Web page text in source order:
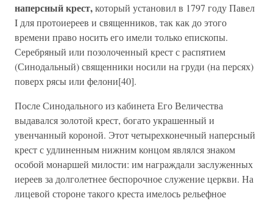
наперсный крест,который установил в 1797 году Павел
I для протоиереев и священников, так как до этого
времени право носить его имели только епископы.
Серебряный или позолоченный крест с распятием
(Синодальный) священники носили на груди (на персях)
поверх рясы или фелони[40].
После Синодального из кабинета Его Величества
выдавался золотой крест, богато украшенный и
увенчанный короной. Этот четырехконечный наперсный
крест с удлиненным нижним концом являлся знаком
особой монаршей милости: им награждали заслуженных
иереев за долголетнее беспорочное служение церкви. На
лицевой стороне такого креста имелось рельефное